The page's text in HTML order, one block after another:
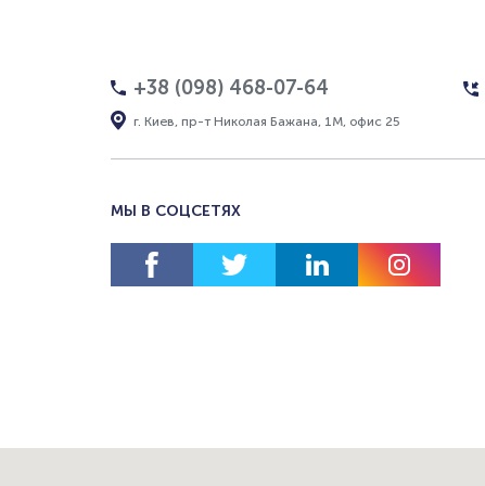
+38 (098) 468-07-64
г. Киев, пр-т Николая Бажана, 1М, офис 25
МЫ В СОЦСЕТЯХ